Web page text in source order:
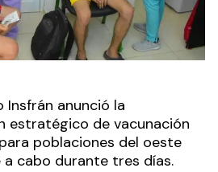
Insfrán anunció la
estratégico de vacunación
poblaciones del oeste
a cabo durante tres días.